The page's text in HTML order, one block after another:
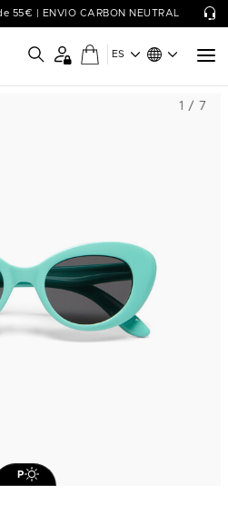
55€ | ENVIO CARBON NEUTRAL
ES
P
1 / 7